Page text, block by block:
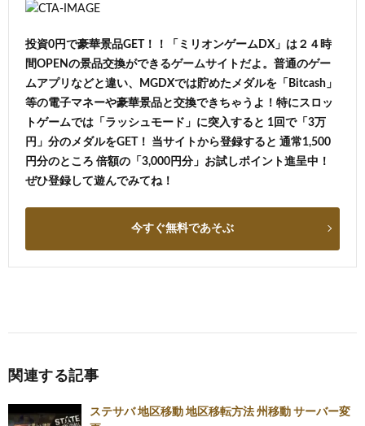
投資0円で豪華景品GET！！「ミリオンゲームDX」は２４時
間OPENの景品交換ができるゲームサイトだよ。普通のゲー
ムアプリなどと違い、MGDXでは貯めたメダルを「Bitcash」
等の電子マネーや豪華景品と交換できちゃうよ！特にスロッ
トゲームでは「ラッシュモード」に突入すると 1回で「3万
円」分のメダルをGET！ 当サイトから登録すると 通常1,500
円分のところ 倍額の「3,000円分」お試しポイント進呈中！
ぜひ登録して遊んでみてね！
今すぐ無料であそぶ
関連する記事
ステサバ 地区移動 地区移転方法 州移動 サーバー変